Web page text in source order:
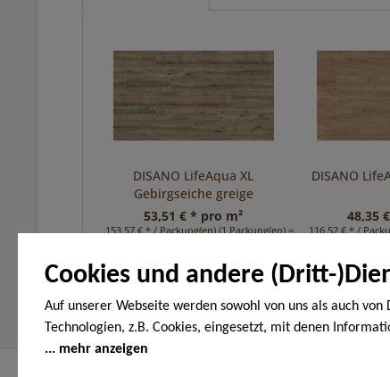
Cookies und andere (Dritt-
Auf unserer Webseite werden sowohl von uns als auch von
Technologien, z.B. Cookies, eingesetzt, mit denen
Endgerät gespeichert und/oder von Ihrem Endgerät
mehr anzeigen
DISANO LifeAqua XL
Gebirgseiche greige
53,51 € * pro m²
153,57 € * / Packung(en) (1 Packung(en) = 2,87 m²)
DISANO
48,35
116,52 € * /